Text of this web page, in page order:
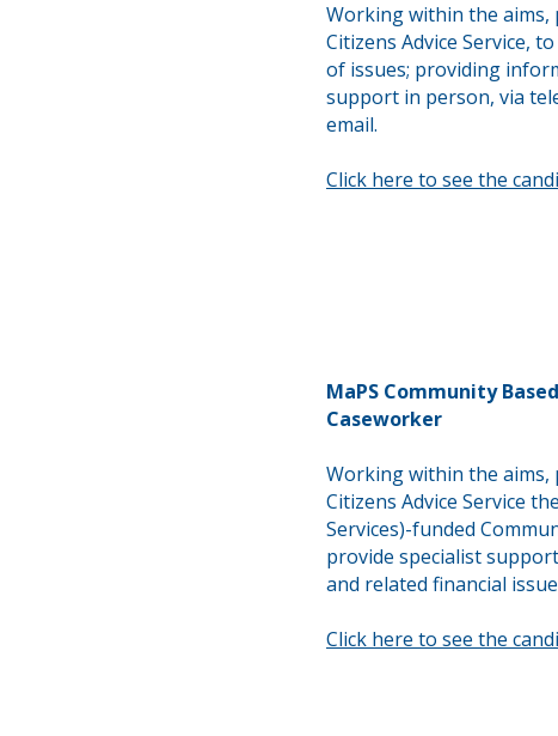
Working within the aims,
Citizens Advice Service,
of issues; providing
support in person, via
email.
Click here to see the
MaPS Community
Caseworker
Working within the aims,
Citizens Advice Service
Services)-funded
provide specialist
and related financial
Click here to see the